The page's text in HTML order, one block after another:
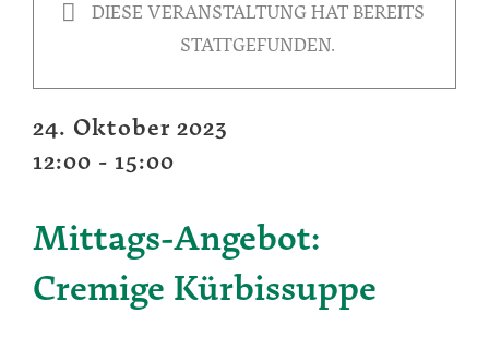
DIESE VERANSTALTUNG HAT BEREITS
STATTGEFUNDEN.
24. Oktober 2023
12:00 - 15:00
Mittags-Angebot:
Cremige Kürbissuppe